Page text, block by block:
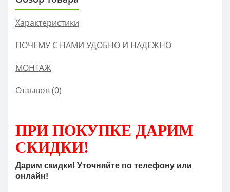
Характеристики
ПОЧЕМУ С НАМИ УДОБНО И НАДЕЖНО
МОНТАЖ
Отзывов (0)
ПРИ ПОКУПКЕ ДАРИМ
СКИДКИ!
Дарим скидки! Уточняйте по телефону или
онлайн!